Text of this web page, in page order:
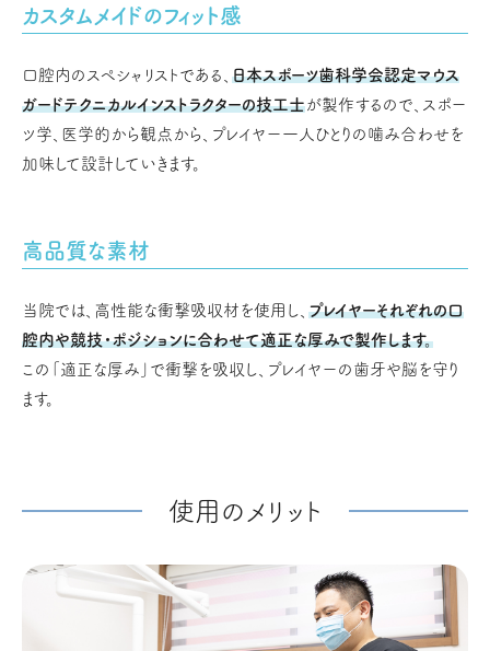
カスタムメイドのフィット感
口腔内のスペシャリストである、 日本スポーツ歯科学会認定マウス
ガードテクニカルインストラクターの技工士が製作するので、スポー
ツ学、医学的から観点から、プレイヤー一人ひとりの噛み合わせを
加味して設計していきます。
高品質な素材
当院では、高性能な衝撃吸収材を使用し、 プレイヤーそれぞれの口
腔内や競技・ポジションに合わせて適正な厚みで製作します。
この「適正な厚み」で衝撃を吸収し、プレイヤーの歯牙や脳を守り
ます。
使用のメリット